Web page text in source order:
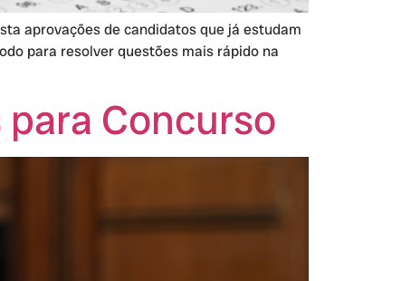
aprovações de candidatos que já estudam
para resolver questões mais rápido na
Concurso